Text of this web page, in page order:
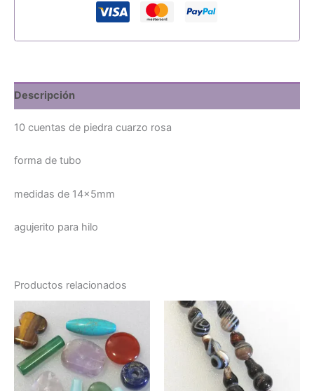
Descripción
10 cuentas de piedra cuarzo rosa
forma de tubo
medidas de 14x5mm
agujerito para hilo
Productos relacionados